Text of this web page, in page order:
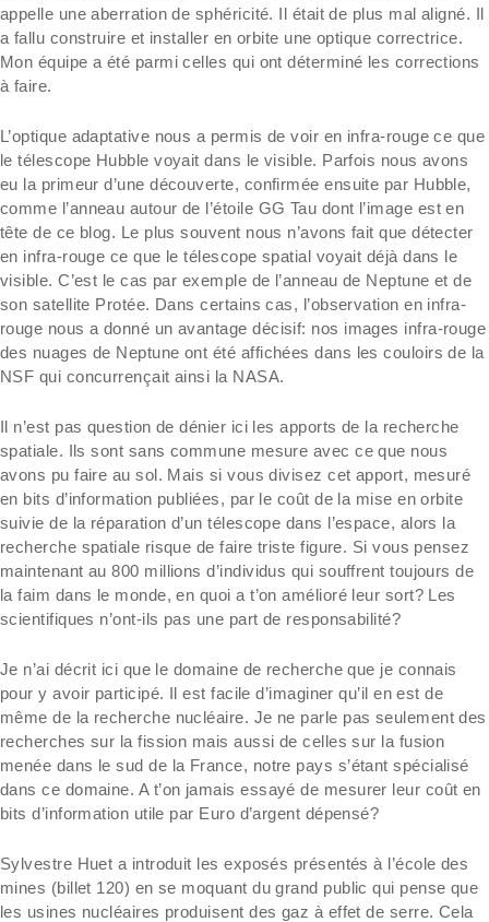
appelle une aberration de sphéricité. Il était de plus mal aligné. Il
a fallu construire et installer en orbite une optique correctrice.
Mon équipe a été parmi celles qui ont déterminé les corrections
à faire.
L’optique adaptative nous a permis de voir en infra-rouge ce que
le télescope Hubble voyait dans le visible. Parfois nous avons
eu la primeur d’une découverte, confirmée ensuite par Hubble,
comme l’anneau autour de l’étoile GG Tau dont l’image est en
tête de ce blog. Le plus souvent nous n’avons fait que détecter
en infra-rouge ce que le télescope spatial voyait déjà dans le
visible. C’est le cas par exemple de l’anneau de Neptune et de
son satellite Protée. Dans certains cas, l’observation en infra-
rouge nous a donné un avantage décisif: nos images infra-rouge
des nuages de Neptune ont été affichées dans les couloirs de la
NSF qui concurrençait ainsi la NASA.
Il n’est pas question de dénier ici les apports de la recherche
spatiale. Ils sont sans commune mesure avec ce que nous
avons pu faire au sol. Mais si vous divisez cet apport, mesuré
en bits d’information publiées, par le coût de la mise en orbite
suivie de la réparation d’un télescope dans l’espace, alors la
recherche spatiale risque de faire triste figure. Si vous pensez
maintenant au 800 millions d’individus qui souffrent toujours de
la faim dans le monde, en quoi a t’on amélioré leur sort? Les
scientifiques n’ont-ils pas une part de responsabilité?
Je n’ai décrit ici que le domaine de recherche que je connais
pour y avoir participé. Il est facile d’imaginer qu’il en est de
même de la recherche nucléaire. Je ne parle pas seulement des
recherches sur la fission mais aussi de celles sur la fusion
menée dans le sud de la France, notre pays s’étant spécialisé
dans ce domaine. A t’on jamais essayé de mesurer leur coût en
bits d’information utile par Euro d’argent dépensé?
Sylvestre Huet a introduit les exposés présentés à l’école des
mines (billet 120) en se moquant du grand public qui pense que
les usines nucléaires produisent des gaz à effet de serre. Cela